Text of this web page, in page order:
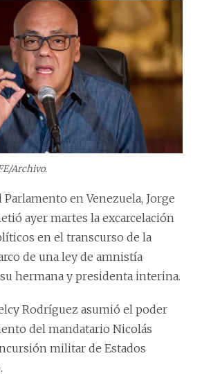
Archivo.
en Venezuela, Jorge
ayer martes la excarcelación
en el transcurso de la
de una ley de amnistía
hermana y presidenta interina.
Rodríguez asumió el poder
del mandatario Nicolás
militar de Estados